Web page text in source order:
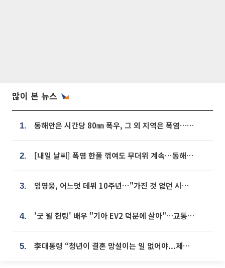
많이 본 뉴스
1. 동해안은 시간당 80㎜ 폭우, 그 외 지역은 폭염…‘극과 극 날씨’
2. [내일 날씨] 폭염 한풀 꺾여도 무더위 계속⋯동해안 이틀 연속 비
3. 임영웅, 어느덧 데뷔 10주년⋯"가진 것 없던 시절, 내 앞엔 20명의 팬뿐"
4. '굿 윌 헌팅' 배우 "기아 EV2 덕분에 살아"…교통사고 후 안전성 극찬
5. 李대통령 “청년이 결혼 망설이는 일 없어야...제도상 불이익 조사”